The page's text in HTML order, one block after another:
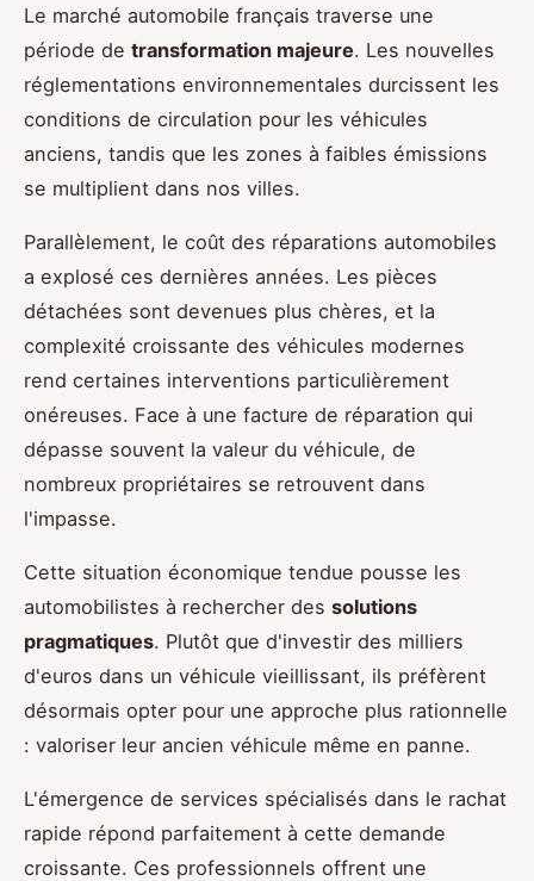
Le marché automobile français traverse une
période de transformation majeure. Les nouvelles
réglementations environnementales durcissent les
conditions de circulation pour les véhicules
anciens, tandis que les zones à faibles émissions
se multiplient dans nos villes.
Parallèlement, le coût des réparations automobiles
a explosé ces dernières années. Les pièces
détachées sont devenues plus chères, et la
complexité croissante des véhicules modernes
rend certaines interventions particulièrement
onéreuses. Face à une facture de réparation qui
dépasse souvent la valeur du véhicule, de
nombreux propriétaires se retrouvent dans
l'impasse.
Cette situation économique tendue pousse les
automobilistes à rechercher des solutions
pragmatiques. Plutôt que d'investir des milliers
d'euros dans un véhicule vieillissant, ils préfèrent
désormais opter pour une approche plus rationnelle
: valoriser leur ancien véhicule même en panne.
L'émergence de services spécialisés dans le rachat
rapide répond parfaitement à cette demande
croissante. Ces professionnels offrent une